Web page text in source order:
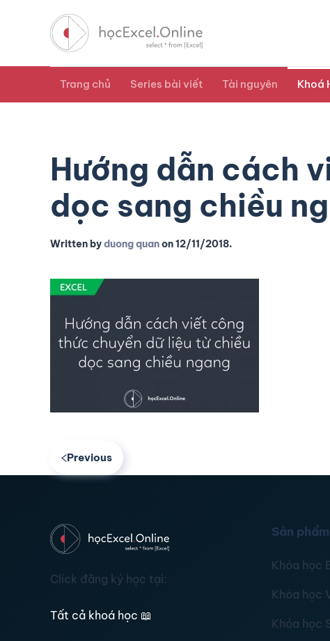
Trang chủ Series bài viết Tài nguyên Khoá
Hướng dẫn cách
dọc sang chiều
Written byduong quanon12/11/2018.
Previous
Click đăng ký học tại:
Tất cả khoá học 📖
Sản phẩm
Khóa học
Khóa học
Khóa học